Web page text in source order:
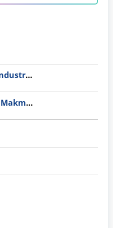
PT Standard Indonesia Industry (PT SII)
PT Indofood CBP Sukses Makmur Tbk – Packaging Division